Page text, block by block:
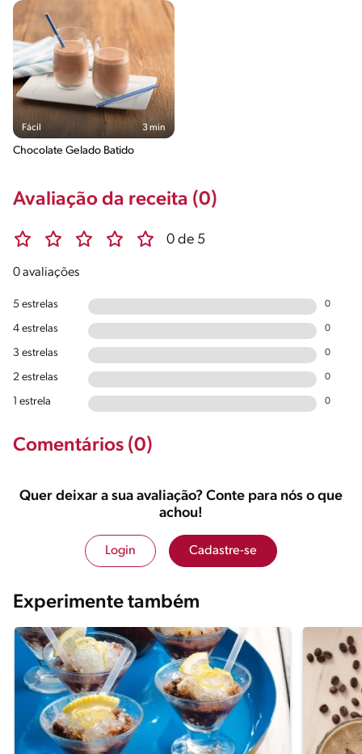
Fácil 3 min
Chocolate Gelado Batido
Avaliação da receita (0)
0 de 5
0 avaliações
5 estrelas 0
4 estrelas 0
3 estrelas 0
2 estrelas 0
1 estrela 0
Comentários (0)
Quer deixar a sua avaliação? Conte para nós o que
achou!
Login Cadastre-se
Experimente também